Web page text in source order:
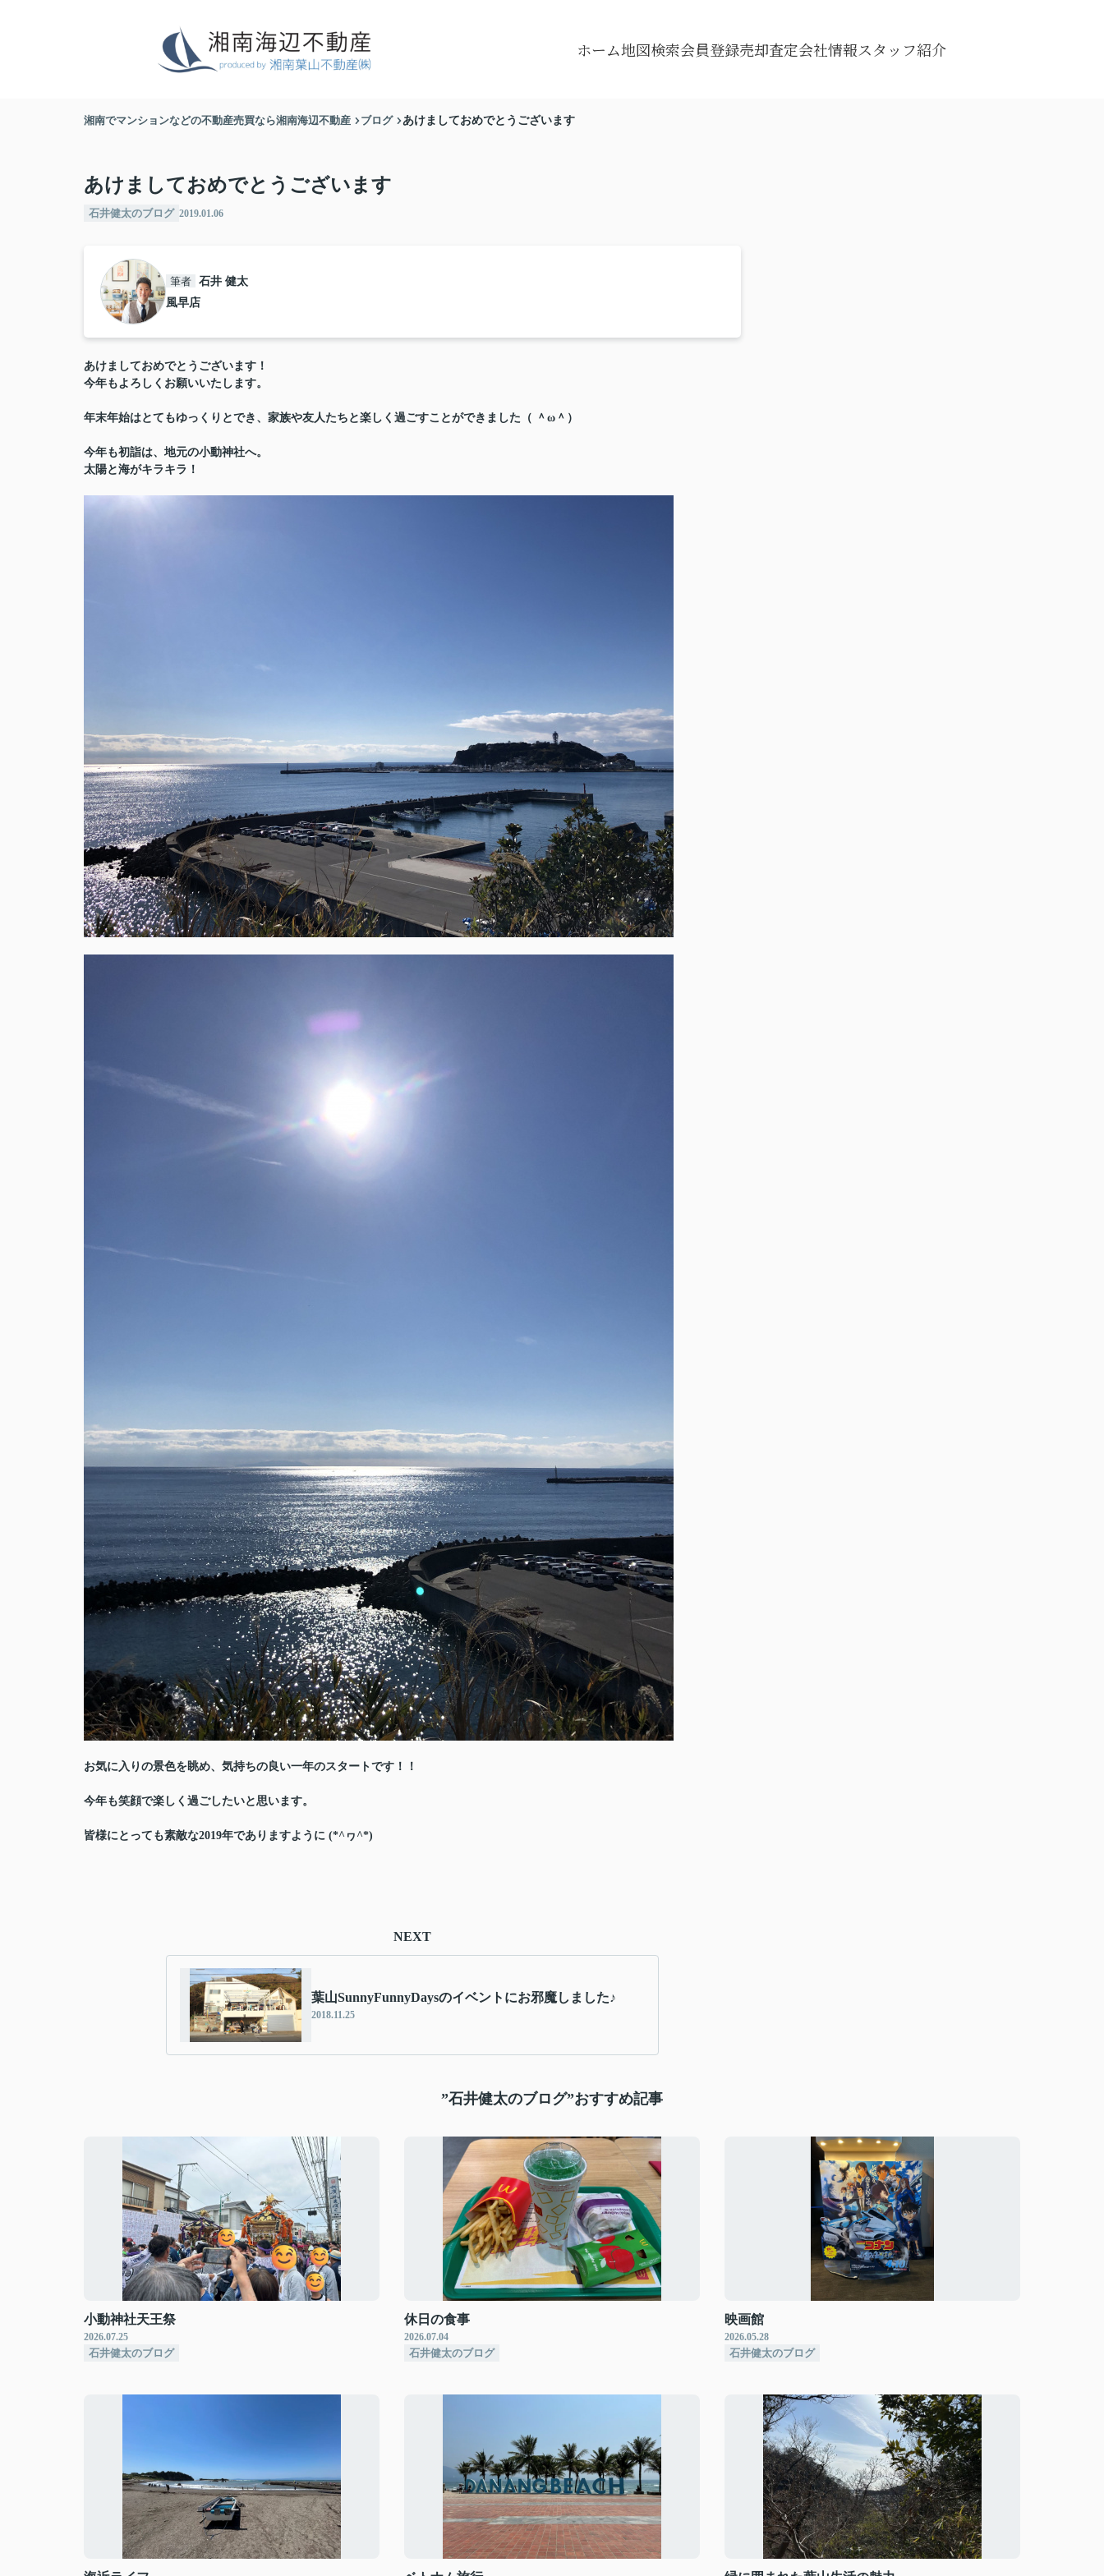
ホーム地図検索会員登録売却査定会社情報スタッフ紹介
湘南でマンションなどの不動産売買なら湘南海辺不動産 ブログ あけましておめでとうございます
あけましておめでとうございます
石井健太のブログ 2019.01.06
筆者 石井 健太
風早店
あけましておめでとうございます！
今年もよろしくお願いいたします。
年末年始はとてもゆっくりとでき、家族や友人たちと楽しく過ごすことができました（ ＾ω＾）
今年も初詣は、地元の小動神社へ。
太陽と海がキラキラ！
お気に入りの景色を眺め、気持ちの良い一年のスタートです！！
今年も笑顔で楽しく過ごしたいと思います。
皆様にとっても素敵な2019年でありますように (*^ヮ^*)
NEXT
葉山SunnyFunnyDaysのイベントにお邪魔しました♪
2018.11.25
”石井健太のブログ”おすすめ記事
小動神社天王祭
2026.07.25
石井健太のブログ
休日の食事
2026.07.04
石井健太のブログ
映画館
2026.05.28
石井健太のブログ